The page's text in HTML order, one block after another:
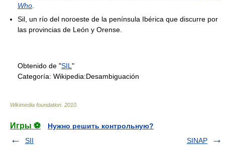
Who
Sil, un río del noroeste de la península Ibérica que discurre por
las provincias de León y Orense.
Obtenido de "SIL "
Categoría: Wikipedia:Desambiguación
Wikimedia foundation 2010
Игры ⚽
Нужно решить контрольную?
SII
SINAP